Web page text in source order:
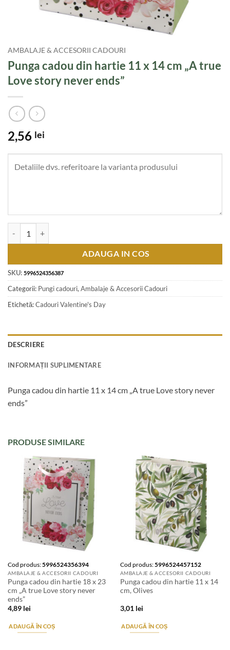
AMBALAJE & ACCESORII CADOURI
Punga cadou din hartie 11 x 14 cm „A true
Love story never ends”
2,56 lei
ADAUGA IN COS
SKU: 5996524356387
Categorii: Pungi cadouri, Ambalaje & Accesorii Cadouri
Etichetă:Cadouri Valentine's Day
DESCRIERE
INFORMAȚII SUPLIMENTARE
Punga cadou din hartie 11 x 14 cm „A true Love story never
ends”
PRODUSE SIMILARE
Cod produs:5996524356394
AMBALAJE & ACCESORII CADOURI
Punga cadou din hartie 18 x 23
cm „A true Love story never
ends”
4,89 lei
ADAUGĂ ÎN COȘ
Cod produs:5996524457152
AMBALAJE & ACCESORII CADOURI
Punga cadou din hartie 11 x 14
cm, Olives
3,01 lei
ADAUGĂ ÎN COȘ